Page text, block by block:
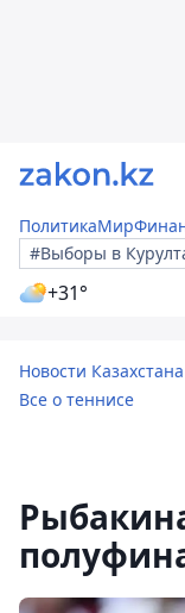
ПолитикаМир
#Выборы в
+31°
Новости
Все о теннисе